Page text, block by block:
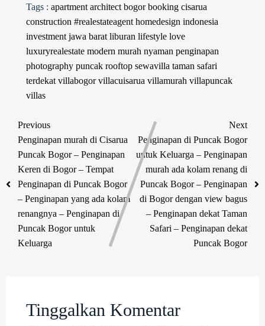
Tags : apartment architect bogorbooking cisarua
construction #realestateagent homedesign indonesia
investment jawa barat liburan lifestyle love
luxuryrealestate modern murah nyaman penginapan
photography puncak rooftop sewavilla taman safari
terdekat villabogorvillacuisarua villamurah villapuncak
villas
Previous
Penginapan murah di Cisarua
Puncak Bogor – Penginapan
Keren di Bogor – Tempat
Penginapan di Puncak Bogor
– Penginapan yang ada kolam
renangnya – Penginapan di
Puncak Bogor untuk
Keluarga
Next
Penginapan di Puncak Bogor
untuk Keluarga – Penginapan
murah ada kolam renang di
Puncak Bogor – Penginapan
di Bogor dengan view bagus
– Penginapan dekat Taman
Safari – Penginapan dekat
Puncak Bogor
Tinggalkan Komentar